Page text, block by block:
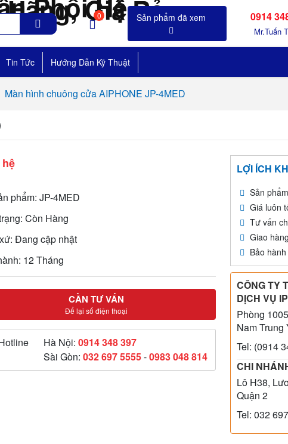
0 0914
Mr.Tuấn
Tin Tức Hướng Dẫn Kỹ Thuật
Màn hình chuông cửa AIPHONE JP-4MED
phẩm: JP-4MED
Còn Hàng
Đang cập nhật
12 Tháng
CẦN TƯ VẤN
Để lại số điện thoại
Hà Nội:0914 348 397
Sài Gòn:032 697 5555-0983 048 814
LỢI ÍCH
Sản
Giá luôn
Tư vấn
Giao
Bảo
CÔNG TY
DỊCH VỤ
Phòng
Nam Trung
Tel: (0914
CHI
Lô H38,
Quận 2
Tel: 032